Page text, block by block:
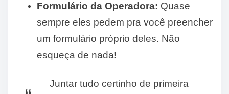
Formulário da Operadora: Quase
sempre eles pedem pra você preencher
um formulário próprio deles. Não
esqueça de nada!
Juntar tudo certinho de primeira